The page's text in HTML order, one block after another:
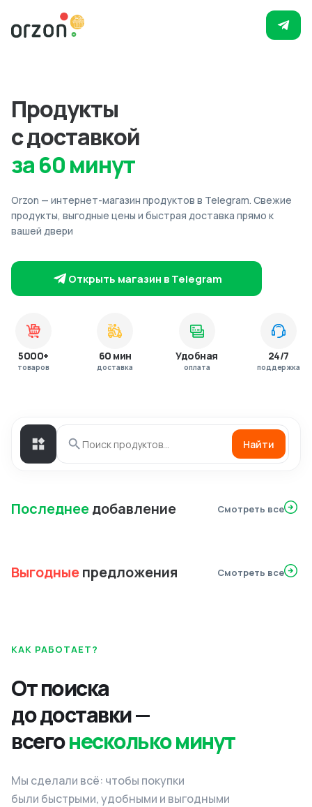
Продукты
с доставкой
за 60 минут
Orzon — интернет-магазин продуктов в Telegram. Свежие
продукты, выгодные цены и быстрая доставка прямо к
вашей двери
Открыть магазин в Telegram
5000+
товаров
60 мин
доставка
Удобная
оплата
24/7
поддержка
Найти
Последнеедобавление Смотреть все
Выгодныепредложения Смотреть все
КАК РАБОТАЕТ?
От поиска
до доставки —
всегонесколько минут
Мы сделали всё: чтобы покупки
были быстрыми, удобными и выгодными